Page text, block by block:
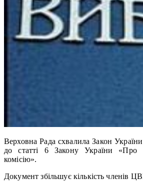
Верховна Рада схвалила Закон
до статті 6 Закону України «Про
комісію».
Документ збільшує кількість членів